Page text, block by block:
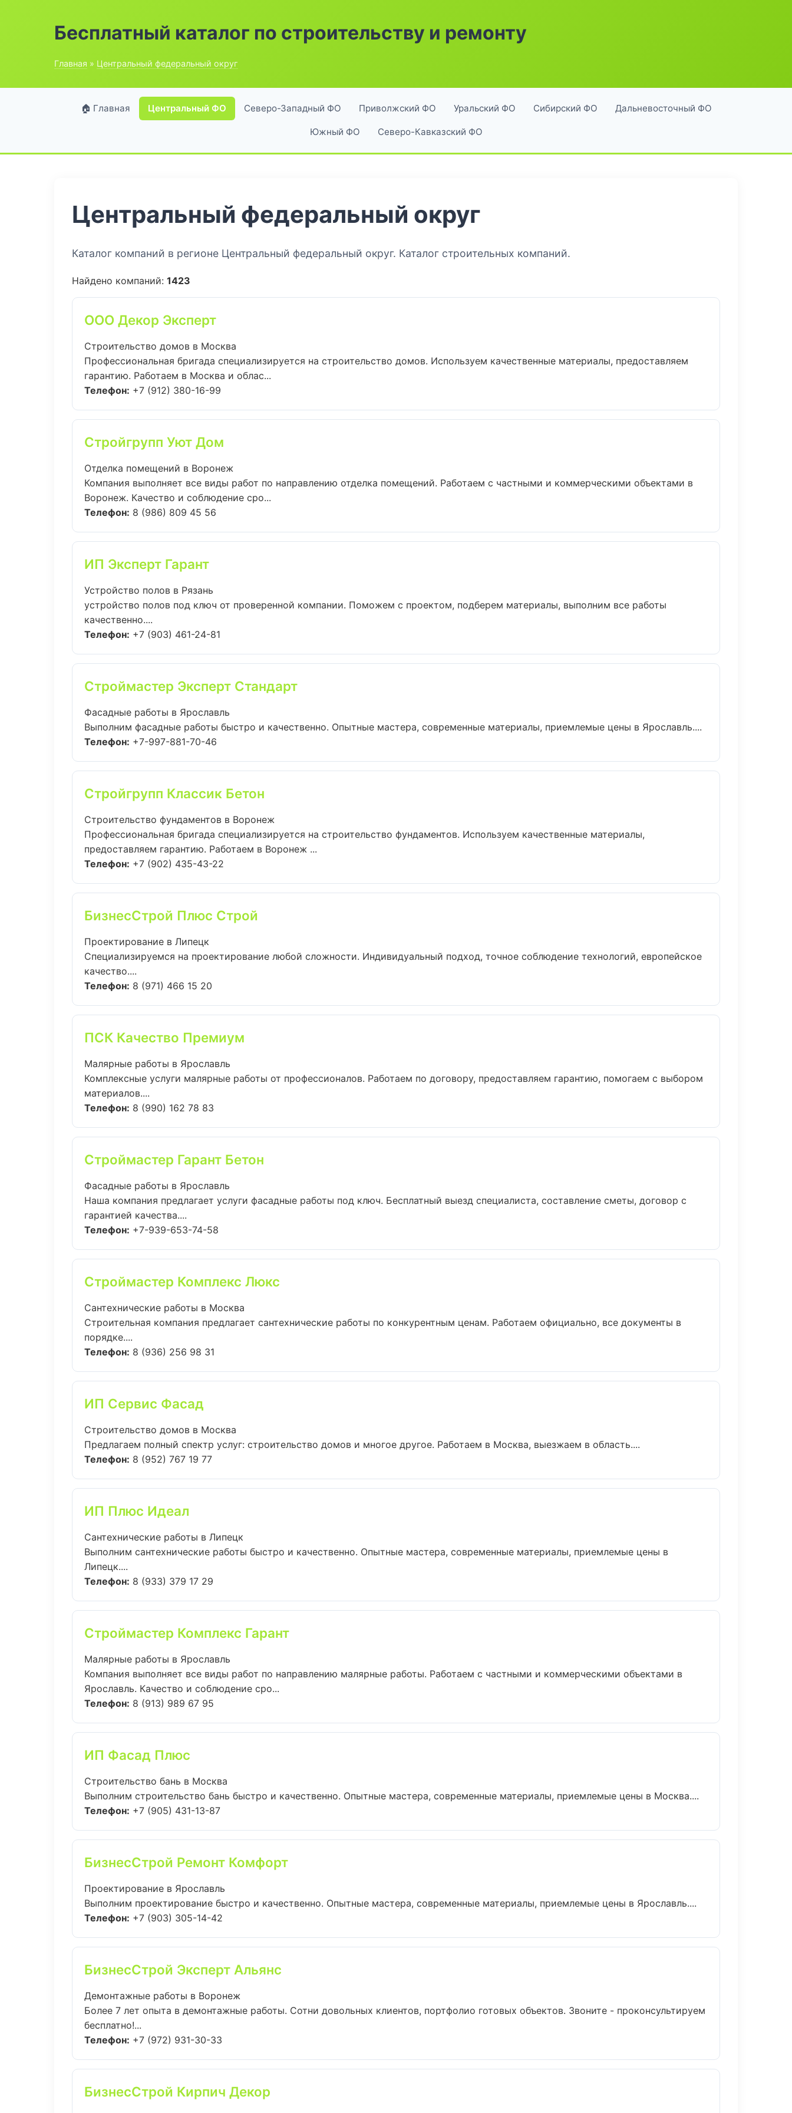
Бесплатный каталог по строительству и ремонту
Главная » Центральный федеральный округ
🏠 Главная Центральный ФО Северо-Западный ФО Приволжский ФО Уральский ФО Сибирский ФО Дальневосточный ФО
Южный ФО Северо-Кавказский ФО
Центральный федеральный округ
Каталог компаний в регионе Центральный федеральный округ. Каталог строительных компаний.
Найдено компаний: 1423
ООО Декор Эксперт
Строительство домов в Москва
Профессиональная бригада специализируется на строительство домов. Используем качественные материалы, предоставляем
гарантию. Работаем в Москва и облас...
Телефон: +7 (912) 380-16-99
Стройгрупп Уют Дом
Отделка помещений в Воронеж
Компания выполняет все виды работ по направлению отделка помещений. Работаем с частными и коммерческими объектами в
Воронеж. Качество и соблюдение сро...
Телефон: 8 (986) 809 45 56
ИП Эксперт Гарант
Устройство полов в Рязань
устройство полов под ключ от проверенной компании. Поможем с проектом, подберем материалы, выполним все работы
качественно....
Телефон: +7 (903) 461-24-81
Строймастер Эксперт Стандарт
Фасадные работы в Ярославль
Выполним фасадные работы быстро и качественно. Опытные мастера, современные материалы, приемлемые цены в Ярославль....
Телефон: +7-997-881-70-46
Стройгрупп Классик Бетон
Строительство фундаментов в Воронеж
Профессиональная бригада специализируется на строительство фундаментов. Используем качественные материалы,
предоставляем гарантию. Работаем в Воронеж ...
Телефон: +7 (902) 435-43-22
БизнесСтрой Плюс Строй
Проектирование в Липецк
Специализируемся на проектирование любой сложности. Индивидуальный подход, точное соблюдение технологий, европейское
качество....
Телефон: 8 (971) 466 15 20
ПСК Качество Премиум
Малярные работы в Ярославль
Комплексные услуги малярные работы от профессионалов. Работаем по договору, предоставляем гарантию, помогаем с выбором
материалов....
Телефон: 8 (990) 162 78 83
Строймастер Гарант Бетон
Фасадные работы в Ярославль
Наша компания предлагает услуги фасадные работы под ключ. Бесплатный выезд специалиста, составление сметы, договор с
гарантией качества....
Телефон: +7-939-653-74-58
Строймастер Комплекс Люкс
Сантехнические работы в Москва
Строительная компания предлагает сантехнические работы по конкурентным ценам. Работаем официально, все документы в
порядке....
Телефон: 8 (936) 256 98 31
ИП Сервис Фасад
Строительство домов в Москва
Предлагаем полный спектр услуг: строительство домов и многое другое. Работаем в Москва, выезжаем в область....
Телефон: 8 (952) 767 19 77
ИП Плюс Идеал
Сантехнические работы в Липецк
Выполним сантехнические работы быстро и качественно. Опытные мастера, современные материалы, приемлемые цены в
Липецк....
Телефон: 8 (933) 379 17 29
Строймастер Комплекс Гарант
Малярные работы в Ярославль
Компания выполняет все виды работ по направлению малярные работы. Работаем с частными и коммерческими объектами в
Ярославль. Качество и соблюдение сро...
Телефон: 8 (913) 989 67 95
ИП Фасад Плюс
Строительство бань в Москва
Выполним строительство бань быстро и качественно. Опытные мастера, современные материалы, приемлемые цены в Москва....
Телефон: +7 (905) 431-13-87
БизнесСтрой Ремонт Комфорт
Проектирование в Ярославль
Выполним проектирование быстро и качественно. Опытные мастера, современные материалы, приемлемые цены в Ярославль....
Телефон: +7 (903) 305-14-42
БизнесСтрой Эксперт Альянс
Демонтажные работы в Воронеж
Более 7 лет опыта в демонтажные работы. Сотни довольных клиентов, портфолио готовых объектов. Звоните - проконсультируем
бесплатно!...
Телефон: +7 (972) 931-30-33
БизнесСтрой Кирпич Декор